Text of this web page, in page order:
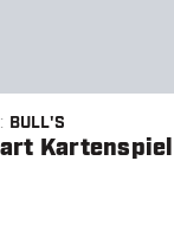
: BULL'S
Kartenspiel